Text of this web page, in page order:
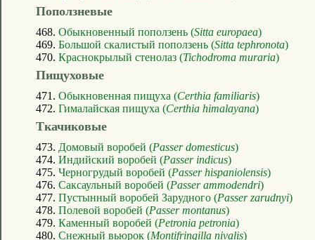
Поползневые
468. Обыкновенный поползень (Sitta europaea)
469. Большой скалистый поползень (Sitta tephronota)
470. Краснокрылый стенолаз (Tichodroma muraria)
Пищуховые
471. Обыкновенная пищуха (Certhia familiaris)
472. Гималайская пищуха (Certhia himalayana)
Ткачиковые
473. Домовый воробей (Passer domesticus)
474. Индийский воробей (Passer indicus)
475. Черногрудый воробей (Passer hispaniolensis)
476. Саксаульный воробей (Passer ammodendri)
477. Пустынный воробей Зарудного (Passer zarudnyi)
478. Полевой воробей (Passer montanus)
479. Каменный воробей (Petronia petronia)
480. Снежный вьюрок (Montifringilla nivalis)